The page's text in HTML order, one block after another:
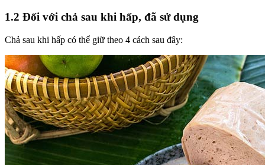
1.2 Đối với chả sau khi hấp, đã sử dụng
Chả sau khi hấp có thể giữ theo 4 cách sau đây: